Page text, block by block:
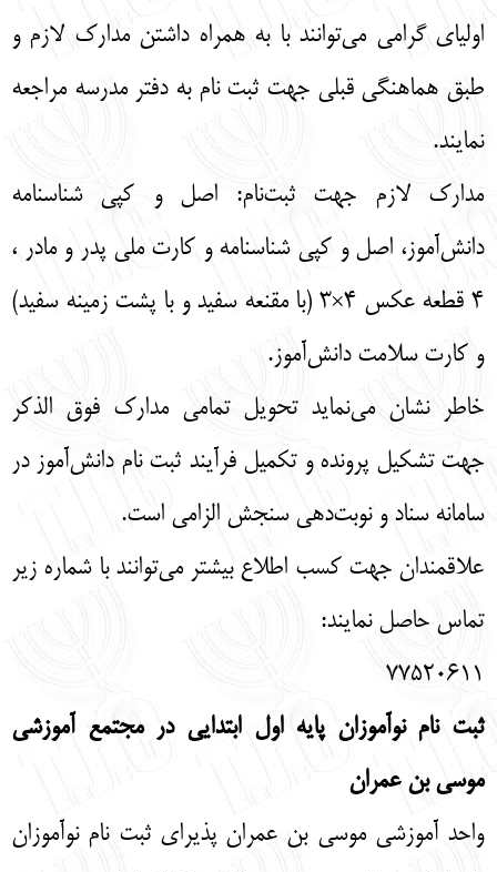
اولیای گرامی می‌توانند با به همراه داشتن مدارک لازم و
طبق هماهنگی قبلی جهت ثبت نام به دفتر مدرسه مراجعه
نمایند.
مدارک لازم جهت ثبت‌نام: اصل و کپی شناسنامه
دانش‌آموز، اصل و کپی شناسنامه و کارت ملی پدر و مادر ،
۴ قطعه عکس ۴×۳ (با مقنعه سفید و با پشت زمینه سفید)
و کارت سلامت دانش‌آموز.
خاطر نشان می‌نماید تحویل تمامی مدارک فوق الذکر
جهت تشکیل پرونده و تکمیل فرآیند ثبت نام دانش‌آموز در
سامانه سناد و نوبت‌دهی سنجش الزامی است.
علاقمندان جهت کسب اطلاع بیشتر می‌توانند با شماره زیر
تماس حاصل نمایند:
۷۷۵۲۰۶۱۱
ثبت نام نوآموزان پایه اول ابتدایی در مجتمع آموزشی
موسی بن عمران
واحد آموزشی موسی بن عمران پذیرای ثبت نام نوآموزان